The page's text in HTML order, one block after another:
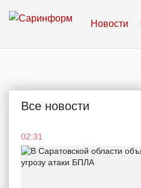
Новости
Все новости
02:31